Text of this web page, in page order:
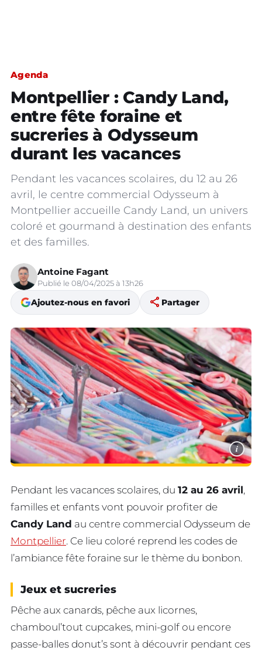
Agenda
Montpellier : Candy Land,
entre fête foraine et
sucreries à Odysseum
durant les vacances
Pendant les vacances scolaires, du 12 au 26
avril, le centre commercial Odysseum à
Montpellier accueille Candy Land, un univers
coloré et gourmand à destination des enfants
et des familles.
Antoine Fagant
Publié le 08/04/2025 à 13h26
Ajoutez-nous en favori share Partager
i
Pendant les vacances scolaires, du 12 au 26 avril,
familles et enfants vont pouvoir profiter de
Candy Land au centre commercial Odysseum de
Montpellier. Ce lieu coloré reprend les codes de
l’ambiance fête foraine sur le thème du bonbon.
Jeux et sucreries
Pêche aux canards, pêche aux licornes,
chamboul’tout cupcakes, mini-golf ou encore
passe-balles donut’s sont à découvrir pendant ces